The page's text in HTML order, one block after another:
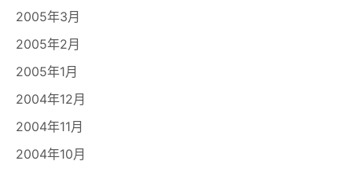
2005年3月
2005年2月
2005年1月
2004年12月
2004年11月
2004年10月